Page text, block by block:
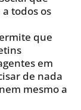
todos os
que
em
de nada
mesmo a